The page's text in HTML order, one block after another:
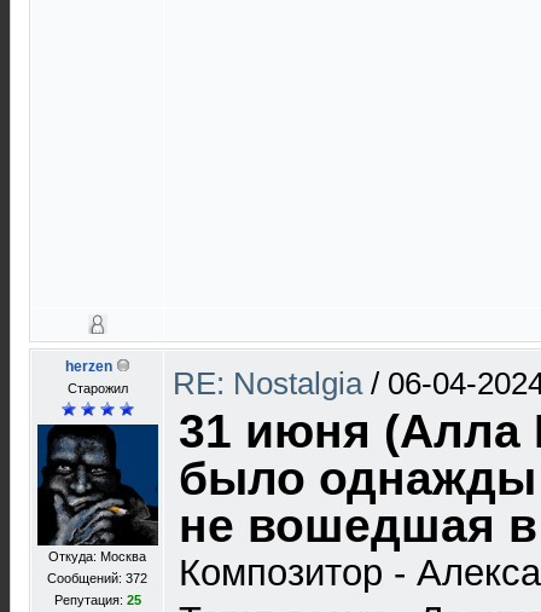
herzen
Старожил
Откуда: Москва
Сообщений: 372
Репутация: 25
RE: Nostalgia / 06-04-
31 июня (Алла
было однажды
не вошедшая
Композитор -